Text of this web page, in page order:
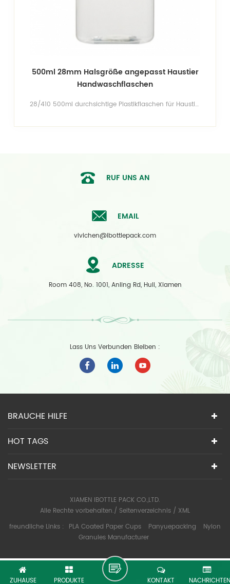
500ml 28mm Halsgröße angepasst Haustier
Handwaschflaschen
28/410 500ml durchsichtige Plastikflaschen für Haustiere Shampooflaschen Lotionsflaschen Kugelflaschen, Cosmo-Rundflaschen, Zylinderflaschen und Vierkantflaschen in voller Größe Kontaktieren Sie uns für eine kostenlose Flaschenformung!
RUF UNS AN
EMAIL
vivichen@ibottlepack.com
ADRESSE
Room 408, No. 1001, Anling Rd, Huli, Xiamen
Lass Uns Verbunden Bleiben :
BRAUCHE HILFE
HOT TAGS
NEWSLETTER
XIAMEN IBOTTLE PACK CO.,LTD.
Alle Rechte vorbehalten./ Seitenverzeichnis / XML
freundliche Links :
PLA Coated Paper Cups Panyuepacking
Nylon
Granules Manufacturer
ZUHAUSE PRODUKTE KONTAKT